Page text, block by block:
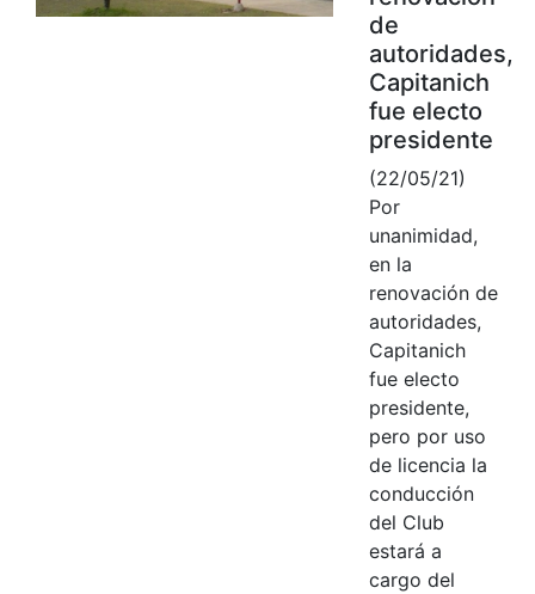
de
autoridades,
Capitanich
fue electo
presidente
(22/05/21)
Por
unanimidad,
en la
renovación de
autoridades,
Capitanich
fue electo
presidente,
pero por uso
de licencia la
conducción
del Club
estará a
cargo del